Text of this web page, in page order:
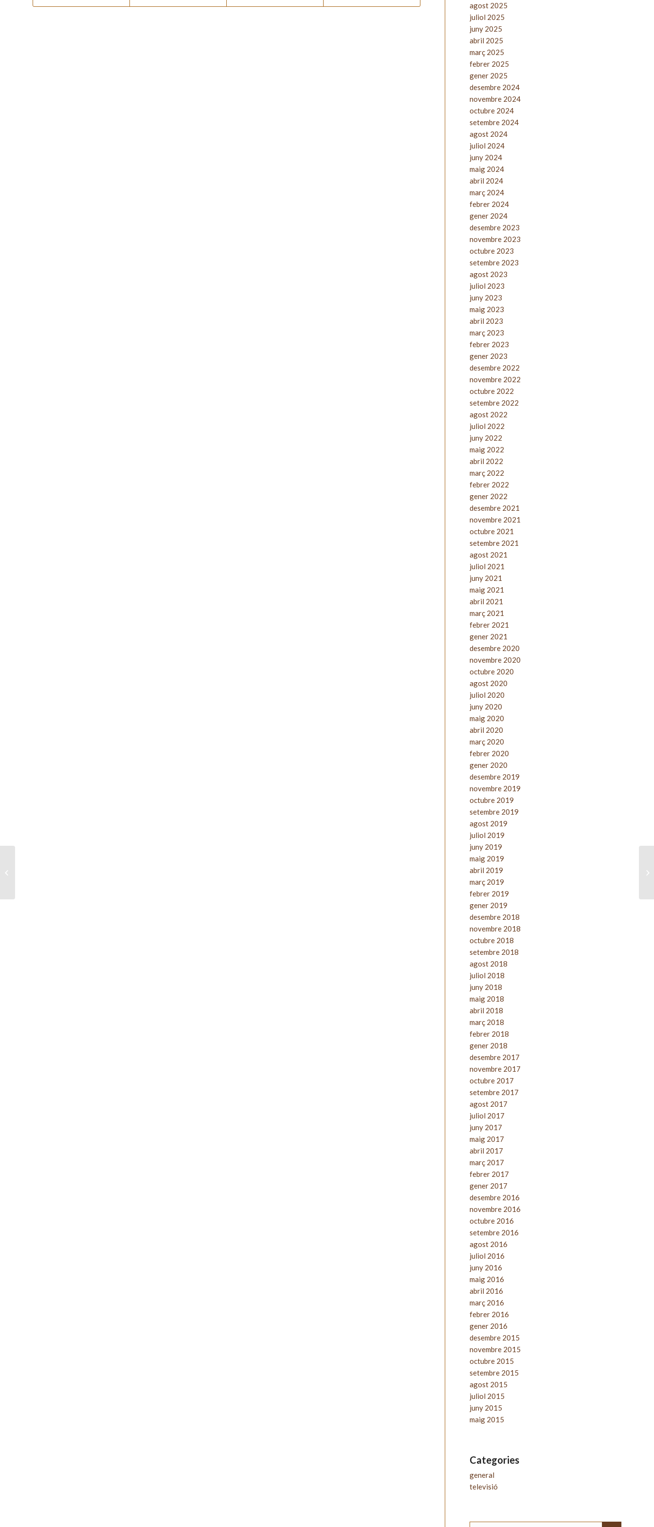
agost 2025
juliol 2025
juny 2025
abril 2025
març 2025
febrer 2025
gener 2025
desembre 2024
novembre 2024
octubre 2024
setembre 2024
agost 2024
juliol 2024
juny 2024
maig 2024
abril 2024
març 2024
febrer 2024
gener 2024
desembre 2023
novembre 2023
octubre 2023
setembre 2023
agost 2023
juliol 2023
juny 2023
maig 2023
abril 2023
març 2023
febrer 2023
gener 2023
desembre 2022
novembre 2022
octubre 2022
setembre 2022
agost 2022
juliol 2022
juny 2022
maig 2022
abril 2022
març 2022
febrer 2022
gener 2022
desembre 2021
novembre 2021
octubre 2021
setembre 2021
agost 2021
juliol 2021
juny 2021
maig 2021
abril 2021
març 2021
febrer 2021
gener 2021
desembre 2020
novembre 2020
octubre 2020
agost 2020
juliol 2020
juny 2020
maig 2020
abril 2020
març 2020
febrer 2020
gener 2020
desembre 2019
novembre 2019
octubre 2019
setembre 2019
agost 2019
juliol 2019
juny 2019
maig 2019
abril 2019
març 2019
febrer 2019
gener 2019
desembre 2018
novembre 2018
octubre 2018
setembre 2018
agost 2018
juliol 2018
juny 2018
maig 2018
abril 2018
març 2018
febrer 2018
gener 2018
desembre 2017
novembre 2017
octubre 2017
setembre 2017
agost 2017
juliol 2017
juny 2017
maig 2017
abril 2017
març 2017
febrer 2017
gener 2017
desembre 2016
novembre 2016
octubre 2016
setembre 2016
agost 2016
juliol 2016
juny 2016
maig 2016
abril 2016
març 2016
febrer 2016
gener 2016
desembre 2015
novembre 2015
octubre 2015
setembre 2015
agost 2015
juliol 2015
juny 2015
maig 2015
Categories
general
televisió